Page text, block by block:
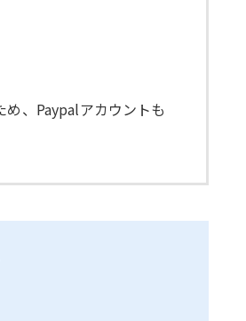
、Paypalアカウントも